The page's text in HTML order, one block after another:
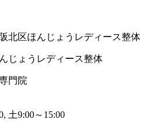
北区ほんじょうレディース整体
門院
土9:00～15:00